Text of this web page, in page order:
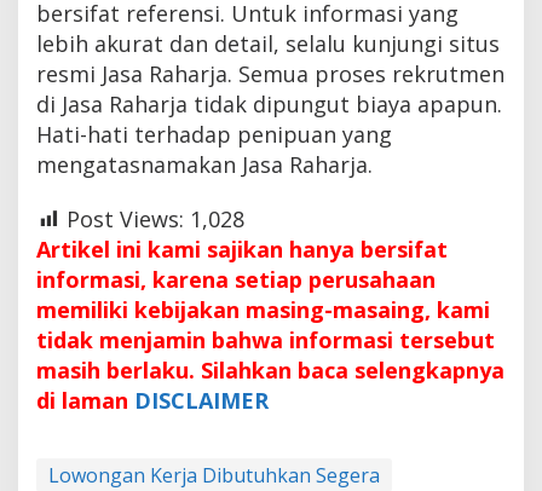
bersifat referensi. Untuk informasi yang
lebih akurat dan detail, selalu kunjungi situs
resmi Jasa Raharja. Semua proses rekrutmen
di Jasa Raharja tidak dipungut biaya apapun.
Hati-hati terhadap penipuan yang
mengatasnamakan Jasa Raharja.
Post Views: 1,028
Artikel ini kami sajikan hanya bersifat
informasi, karena setiap perusahaan
memiliki kebijakan masing-masaing, kami
tidak menjamin bahwa informasi tersebut
masih berlaku. Silahkan baca selengkapnya
di laman DISCLAIMER
Lowongan Kerja Dibutuhkan Segera